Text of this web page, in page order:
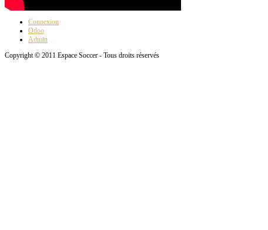
Connexion
Odoo
Admin
Copyright © 2011 Espace Soccer - Tous droits réservés